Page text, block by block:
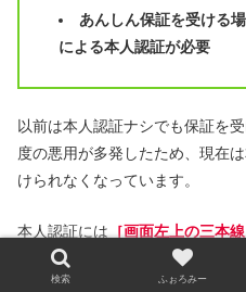
あんしん保証を受ける
による本人認証が必要
以前は本人認証ナシでも保証を
度の悪用が多発したため、現在
けられなくなっています。
本人認証には［画面左上の三本
人認証を行う］の手順で進み、
撮影・送信
して行います。
検索 ふぉろみー